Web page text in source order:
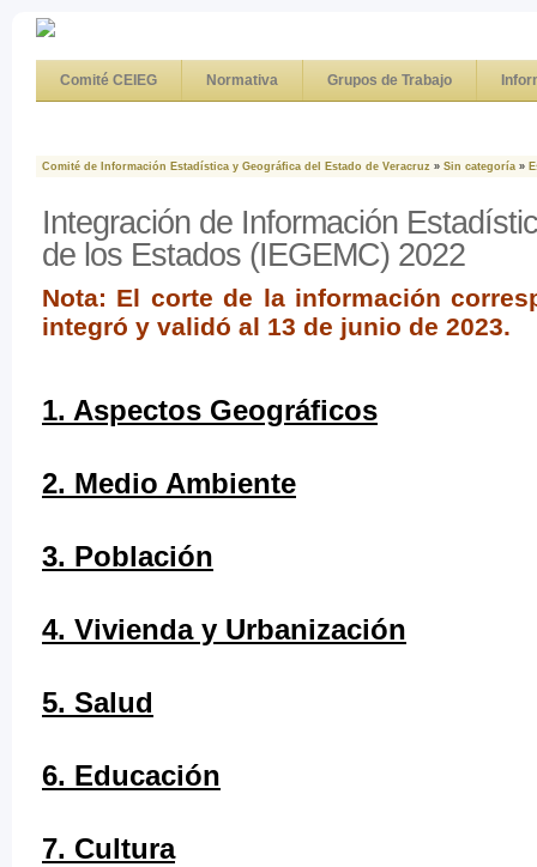
Comité CEIEG Normativa Grupos de Trabajo
Comité de Información Estadística y Geográfica del Estado de Veracruz » Sin categoría »
Integración de Información
de los Estados (IEGEMC) 2022
Nota: El corte de la información
integró y validó al 13 de junio de 2023.
1. Aspectos Geográficos
2. Medio Ambiente
3. Población
4. Vivienda y Urbanización
5. Salud
6. Educación
7. Cultura